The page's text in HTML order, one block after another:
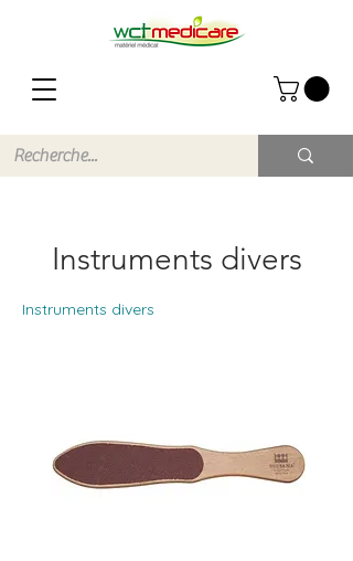
Instruments divers
Instruments divers